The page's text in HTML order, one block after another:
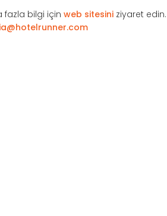
fazla bilgi için web sitesini ziyaret edin.